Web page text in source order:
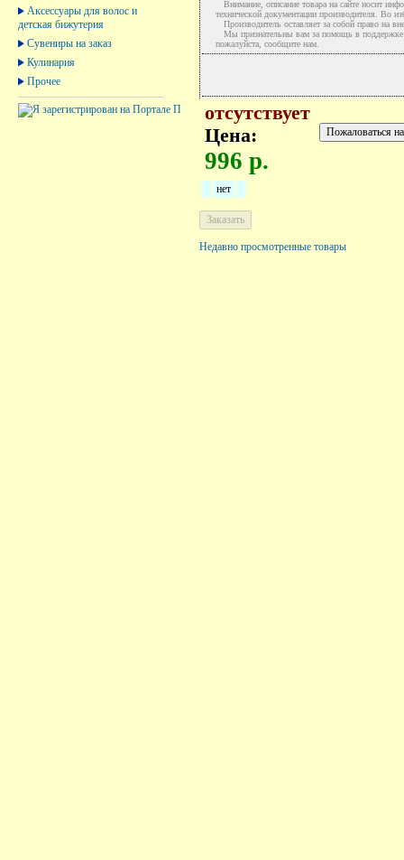
Аксессуары для волос и
детская бижутерия
Сувениры на заказ
Кулинария
Прочее
Внимание, описание товара на сайте носит
технической документации производителя. Во
Производитель оставляет за собой право на
Мы признательны вам за помощь в поддержке
пожалуйста, сообщите нам.
отсутствует
Цена:
996 р.
нет
Недавно просмотренные товары